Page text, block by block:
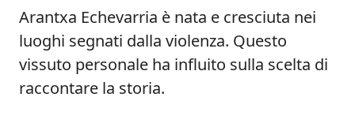
Arantxa Echevarria è nata e cresciuta nei
luoghi segnati dalla violenza. Questo
vissuto personale ha influito sulla scelta di
raccontare la storia.